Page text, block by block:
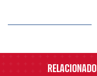
RELACIONADO